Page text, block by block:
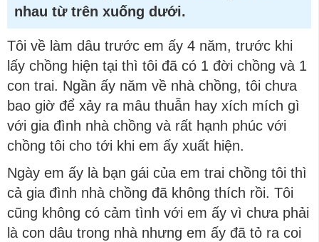
nhau từ trên xuống dưới.
Tôi về làm dâu trước em ấy 4 năm, trước khi
lấy chồng hiện tại thì tôi đã có 1 đời chồng và 1
con trai. Ngần ấy năm về nhà chồng, tôi chưa
bao giờ để xảy ra mâu thuẫn hay xích mích gì
với gia đình nhà chồng và rất hạnh phúc với
chồng tôi cho tới khi em ấy xuất hiện.
Ngày em ấy là bạn gái của em trai chồng tôi thì
cả gia đình nhà chồng đã không thích rồi. Tôi
cũng không có cảm tình với em ấy vì chưa phải
là con dâu trong nhà nhưng em ấy đã tỏ ra coi